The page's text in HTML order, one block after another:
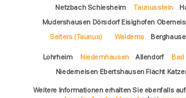
Netzbach Schiesheim Taunusstein
Mudershausen Dörsdorf Eisighofen
Selters (Taunus)
Waldems
Lohrheim Niedernhausen Allendorf
Niederneisen Ebertshausen Flacht
Weitere Informationen erhalten Sie ebenfalls auf